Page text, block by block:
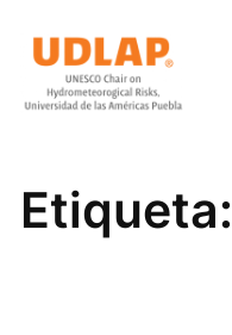
contenido
Etiqueta: